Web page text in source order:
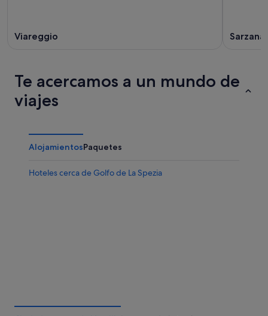
Viareggio Sarzana
Te acercamos a un mundo de
viajes
AlojamientosPaquetes
Hoteles cerca de Golfo de La Spezia